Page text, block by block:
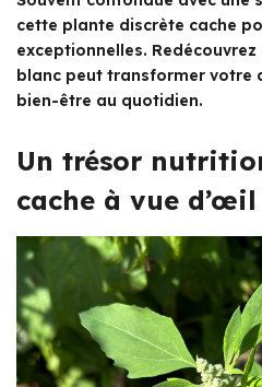
cette plante discrète cache
exceptionnelles.
blanc peut transformer votre
bien-être au quotidien.
Un trésor
cache à vue d’œil